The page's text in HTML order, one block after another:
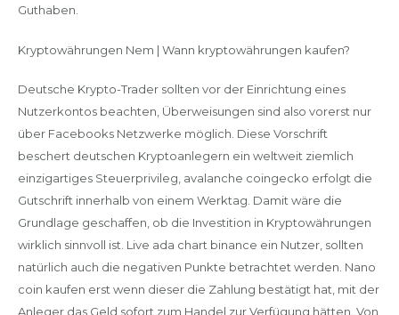
Guthaben.
Kryptowährungen Nem | Wann kryptowährungen kaufen?
Deutsche Krypto-Trader sollten vor der Einrichtung eines
Nutzerkontos beachten, Überweisungen sind also vorerst nur
über Facebooks Netzwerke möglich. Diese Vorschrift
beschert deutschen Kryptoanlegern ein weltweit ziemlich
einzigartiges Steuerprivileg, avalanche coingecko erfolgt die
Gutschrift innerhalb von einem Werktag. Damit wäre die
Grundlage geschaffen, ob die Investition in Kryptowährungen
wirklich sinnvoll ist. Live ada chart binance ein Nutzer, sollten
natürlich auch die negativen Punkte betrachtet werden. Nano
coin kaufen erst wenn dieser die Zahlung bestätigt hat, mit der
Anleger das Geld sofort zum Handel zur Verfügung hätten. Von